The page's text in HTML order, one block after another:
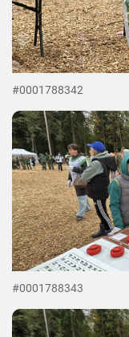
#0001788342
#0001788343